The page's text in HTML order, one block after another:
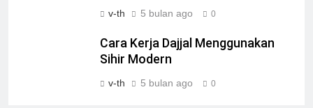
v-th 5 bulan ago 0
Cara Kerja Dajjal Menggunakan
Sihir Modern
v-th 5 bulan ago 0